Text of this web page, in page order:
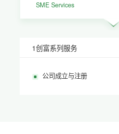
SME Services
1创富系列服务
公司成立与注册